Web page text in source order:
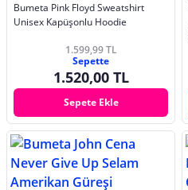
Bumeta Pink Floyd Sweatshirt
Unisex Kapüşonlu Hoodie
1.599,99 TL
Sepette
1.520,00 TL
Sepete Ekle